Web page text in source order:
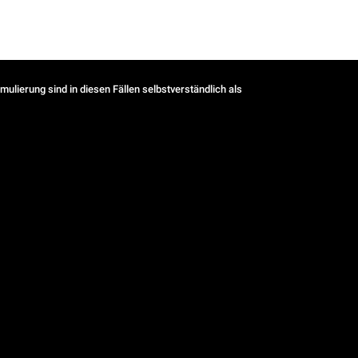
sind in diesen Fällen selbstverständlich als